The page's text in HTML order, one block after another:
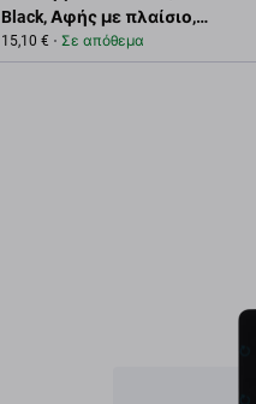
Black, Αφής με πλαίσιο,
Refurbished
15,10 € Σε απόθεμα